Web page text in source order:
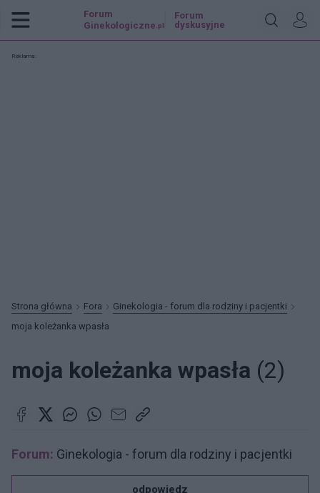
Forum
Ginekologiczne .pl
Forum
dyskusyjne
Reklama:
Strona główna Fora
Ginekologia - forum dla rodziny i pacjentki
moja koleżanka wpasła
moja koleżanka wpasła (2)
Forum: Ginekologia - forum dla rodziny i pacjentki
odpowiedz